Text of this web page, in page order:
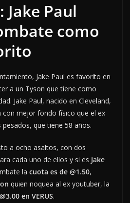
Jake Paul
como
Jake Paul es favorito en
a un Tyson que tiene como
Jake Paul, nacido en Cleveland,
con mejor fondo físico que el ex
que tiene 58 años.
a ocho asaltos, con dos
cada uno de ellos y si es Jake
la cuota es de @1.50,
quien noquea al ex youtuber, la
en VERUS.